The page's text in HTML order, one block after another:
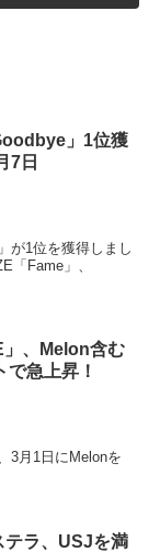
」1位獲
7日
が1位を獲得しまし
「Fame」、
、Melon含む
で急上昇！
3月1日にMelonを
ラ、USJを満